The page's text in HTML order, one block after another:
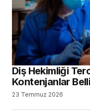
Diş Hekimliği
Kontenjanlar
23 Temmuz 2026